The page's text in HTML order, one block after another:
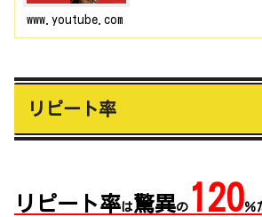
www.youtube.com
リピート率
リピート率は驚異の 120％